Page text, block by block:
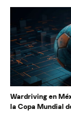
Wardriving en
la Copa Mundial